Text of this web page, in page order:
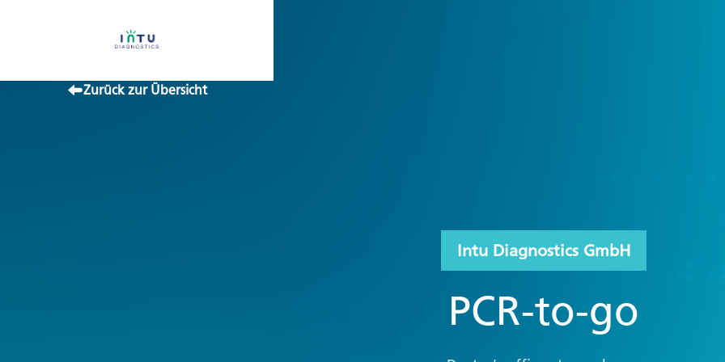
Zurück zur Übersicht
Intu Diagnostics GmbH
PCR-to-go